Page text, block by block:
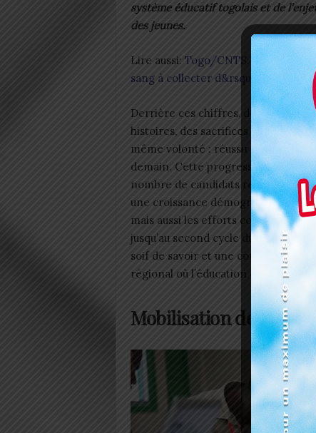
système éducatif togolais et de
des jeunes.
Lire aussi: Togo/CNTS: 52000
sang à collecter d&rsquo;ici
Derrière ces chiffres, des visages,
histoires, des sacrifices et surtout
même volonté : réussir pour
demain. Cette progression
nombre de candidats révèle non
une croissance démographique
mais aussi les efforts constants en
jusqu’au second cycle du
soif de savoir et une confiance
régional où l’éducation est plus
Mobilisation des